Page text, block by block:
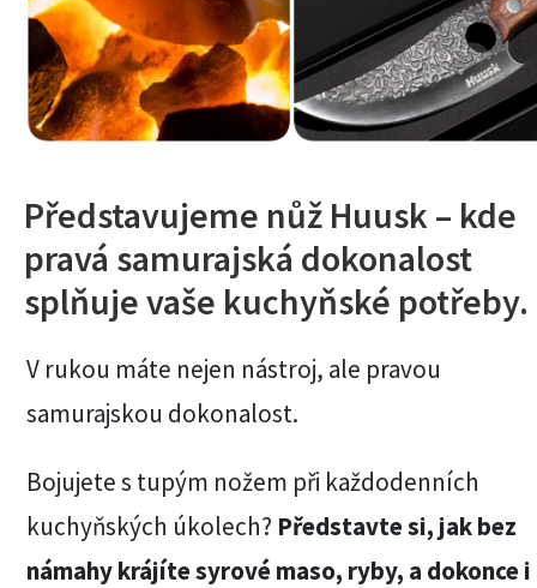
Představujeme nůž Huusk – kde
pravá samurajská dokonalost
splňuje vaše kuchyňské potřeby.
V rukou máte nejen nástroj, ale pravou
samurajskou dokonalost.
Bojujete s tupým nožem při každodenních
kuchyňských úkolech? Představte si, jak bez
námahy krájíte syrové maso, ryby, a dokonce i